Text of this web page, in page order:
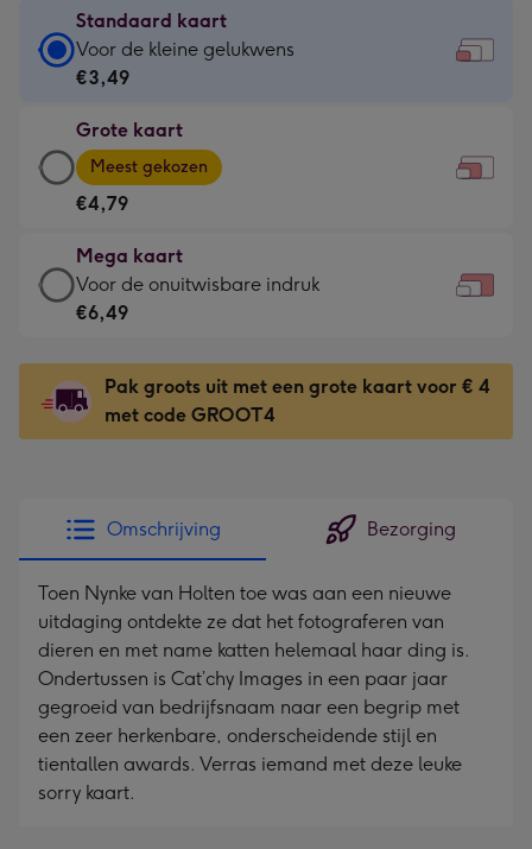
Standaard kaart
Standaard
kaart
€3,49
-
Voor
kleine
gelukwens
-
160
x
120
mm
Voor de kleine gelukwens
€3,49
Grote kaart
Grote
kaart
-
€4,79
-
Meest
gekozen
Dimensions:
231
x
Meest gekozen
€4,79
Mega kaart
Mega
kaart
€6,49
-
Voor
-
Dimensions:
333
x
241
mm
Voor de onuitwisbare indruk
€6,49
Pak groots uit met een grote kaart voor € 4
met code GROOT4
Omschrijving Bezorging
Toen Nynke van Holten toe was aan een nieuwe
uitdaging ontdekte ze dat het fotograferen van
dieren en met name katten helemaal haar ding is.
Ondertussen is Cat’chy Images in een paar jaar
gegroeid van bedrijfsnaam naar een begrip met
een zeer herkenbare, onderscheidende stijl en
tientallen awards. Verras iemand met deze leuke
sorry kaart.